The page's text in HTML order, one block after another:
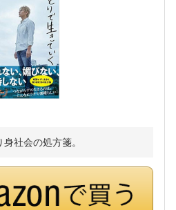
社会の処方箋。